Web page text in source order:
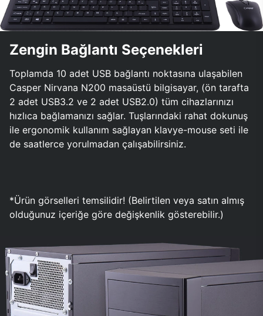
Zengin Bağlantı Seçenekleri
Toplamda 10 adet USB bağlantı noktasına ulaşabilen
Casper Nirvana N200 masaüstü bilgisayar, (ön tarafta
2 adet USB3.2 ve 2 adet USB2.0) tüm cihazlarınızı
hızlıca bağlamanızı sağlar. Tuşlarındaki rahat dokunuş
ile ergonomik kullanım sağlayan klavye-mouse seti ile
de saatlerce yorulmadan çalışabilirsiniz.
*Ürün görselleri temsilidir! (Belirtilen veya satın almış
olduğunuz içeriğe göre değişkenlik gösterebilir.)